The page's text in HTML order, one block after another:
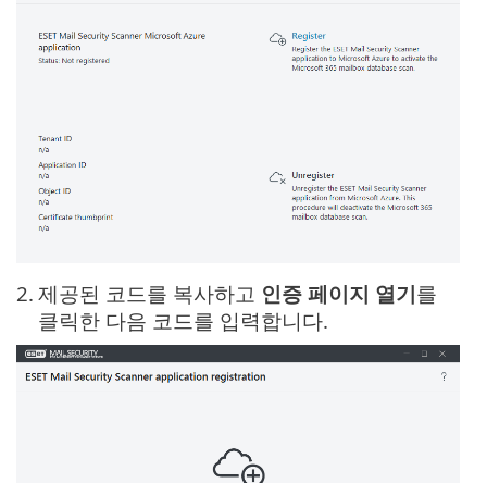
2. 제공된 코드를 복사하고 인증 페이지 열기를
클릭한 다음 코드를 입력합니다.